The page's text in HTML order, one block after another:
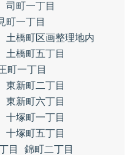
司町一丁目
町一丁目
土橋町区画整理地内
土橋町五丁目
町一丁目
東新町二丁目
東新町六丁目
十塚町一丁目
十塚町五丁目
目
錦町二丁目